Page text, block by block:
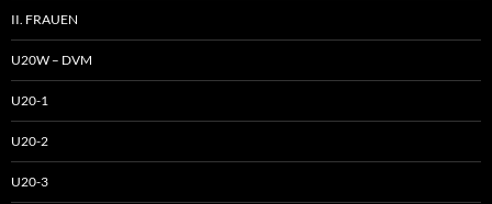
II. FRAUEN
U20W – DVM
U20-1
U20-2
U20-3